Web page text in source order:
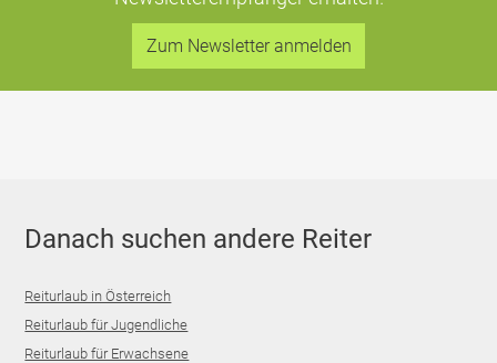
Zum Newsletter anmelden
Danach suchen andere Reiter
Reiturlaub in Österreich
Reiturlaub für Jugendliche
Reiturlaub für Erwachsene